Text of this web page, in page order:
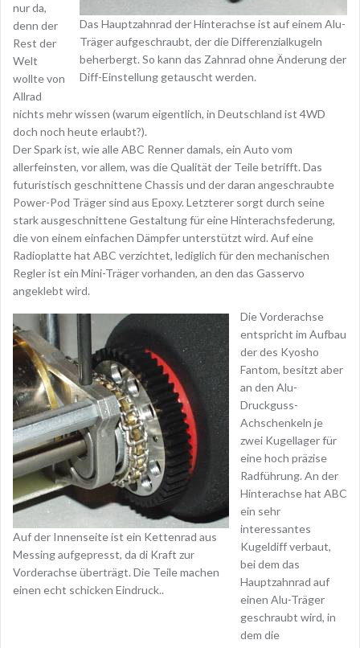
Das Hauptzahnrad der Hinterachse ist auf einem Alu-
Träger aufgeschraubt, der die Differenzialkugeln
beherbergt. So kann das Zahnrad ohne Änderung der
Diff-Einstellung getauscht werden.
nur da,
denn der
Rest der
Welt
wollte von
Allrad
nichts mehr wissen (warum eigentlich, in Deutschland ist 4WD
doch noch heute erlaubt?).
Der Spark ist, wie alle ABC Renner damals, ein Auto vom
allerfeinsten, vor allem, was die Qualität der Teile betrifft. Das
futuristisch geschnittene Chassis und der daran angeschraubte
Power-Pod Träger sind aus Epoxy. Letzterer sorgt durch seine
stark ausgeschnittene Gestaltung für eine Hinterachsfederung,
die von einem einfachen Dämpfer unterstützt wird. Auf eine
Radioplatte hat ABC verzichtet, lediglich für den mechanischen
Regler ist ein Mini-Träger vorhanden, an den das Gasservo
angeklebt wird.
Auf der Innenseite ist ein Kettenrad aus
Messing aufgepresst, da di Kraft zur
Vorderachse überträgt. Die Teile machen
einen echt schicken Eindruck..
Die Vorderachse
entspricht im Aufbau
der des Kyosho
Fantom, besitzt aber
an den Alu-
Druckguss-
Achschenkeln je
zwei Kugellager für
eine hoch präzise
Radführung. An der
Hinterachse hat ABC
ein sehr
interessantes
Kugeldiff verbaut,
bei dem das
Hauptzahnrad auf
einen Alu-Träger
geschraubt wird, in
dem die